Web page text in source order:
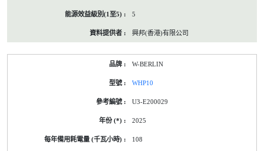
5
興邦(香港)有限公司
W-BERLIN
WHP10
U3-E200029
2025
108